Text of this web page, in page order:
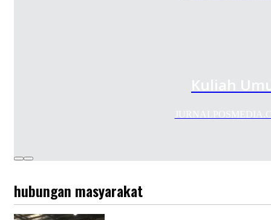
Kuliah
hubungan masyarakat